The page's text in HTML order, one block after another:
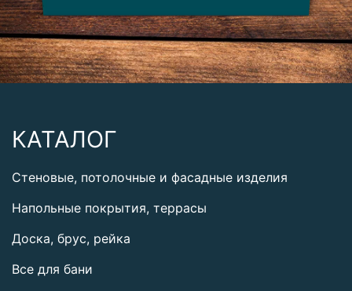
КАТАЛОГ
Стеновые, потолочные и фасадные изделия
Напольные покрытия, террасы
Доска, брус, рейка
Все для бани